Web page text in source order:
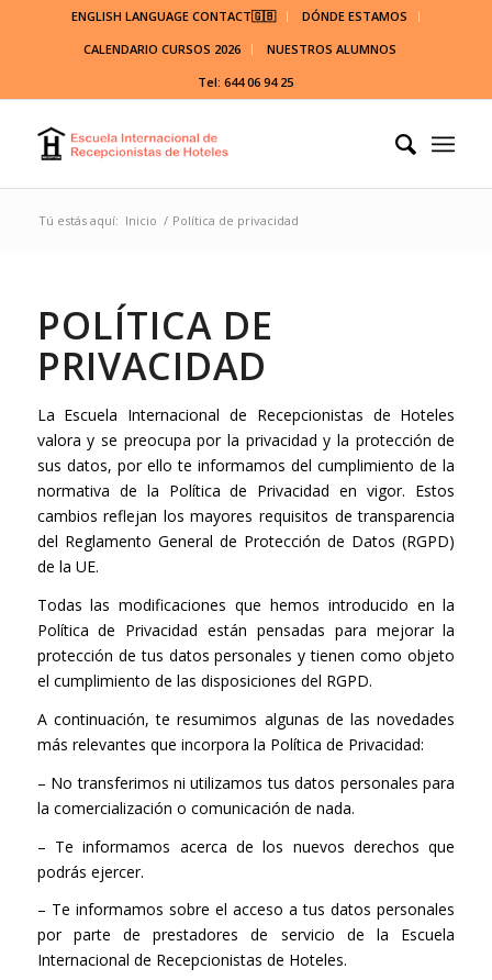
ENGLISH LANGUAGE CONTACT🇬🇧
DÓNDE ESTAMOS
CALENDARIO CURSOS 2026
NUESTROS ALUMNOS
Tel: 644 06 94 25
Tú estás aquí: Inicio / Política de privacidad
POLÍTICA DE
PRIVACIDAD
La Escuela Internacional de Recepcionistas de Hoteles
valora y se preocupa por la privacidad y la protección de
sus datos, por ello te informamos del cumplimiento de la
normativa de la Política de Privacidad en vigor. Estos
cambios reflejan los mayores requisitos de transparencia
del Reglamento General de Protección de Datos (RGPD)
de la UE.
Todas las modificaciones que hemos introducido en la
Política de Privacidad están pensadas para mejorar la
protección de tus datos personales y tienen como objeto
el cumplimiento de las disposiciones del RGPD.
A continuación, te resumimos algunas de las novedades
más relevantes que incorpora la Política de Privacidad:
– No transferimos ni utilizamos tus datos personales para
la comercialización o comunicación de nada.
– Te informamos acerca de los nuevos derechos que
podrás ejercer.
– Te informamos sobre el acceso a tus datos personales
por parte de prestadores de servicio de la Escuela
Internacional de Recepcionistas de Hoteles.